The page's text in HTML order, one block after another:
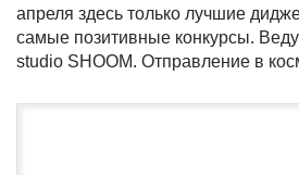
апреля здесь только лучшие
самые позитивные конкурсы.
studio SHOOM. Отправление в